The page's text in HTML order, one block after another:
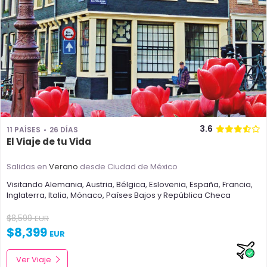
11 PAÍSES 26 DÍAS 3.6
El Viaje de tu Vida
Salidas en Verano desde Ciudad de México
Visitando Alemania, Austria, Bélgica, Eslovenia, España, Francia,
Inglaterra, Italia, Mónaco, Países Bajos yRepública Checa
$8,599EUR
$8,399 EUR
Ver Viaje